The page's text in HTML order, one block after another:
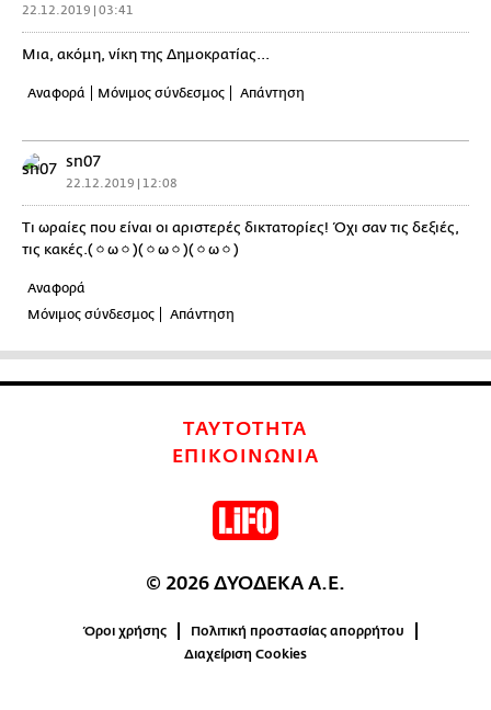
22.12.2019 | 03:41
Μια, ακόμη, νίκη της Δημοκρατίας...
Αναφορά Μόνιμος σύνδεσμος Απάντηση
sn07
22.12.2019 | 12:08
Τι ωραίες που είναι οι αριστερές δικτατορίες! Όχι σαν τις δεξιές,
τις κακές.(ㆁωㆁ)(ㆁωㆁ)(ㆁωㆁ)
Αναφορά
Μόνιμος σύνδεσμος
Απάντηση
ΤΑΥΤΟΤΗΤΑ
ΕΠΙΚΟΙΝΩΝΙΑ
© 2026 ΔΥΟΔΕΚΑ Α.Ε.
Όροι χρήσης
Πολιτική προστασίας απορρήτου
Διαχείριση Cookies